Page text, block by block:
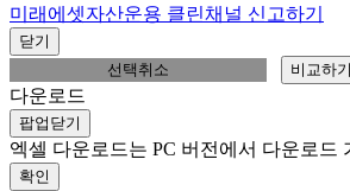
미래에셋자산운용 클린채널 신고하기
닫기
선택취소
비교하
다운로드
팝업닫기
엑셀 다운로드는 PC 버전에서 다운로드
확인